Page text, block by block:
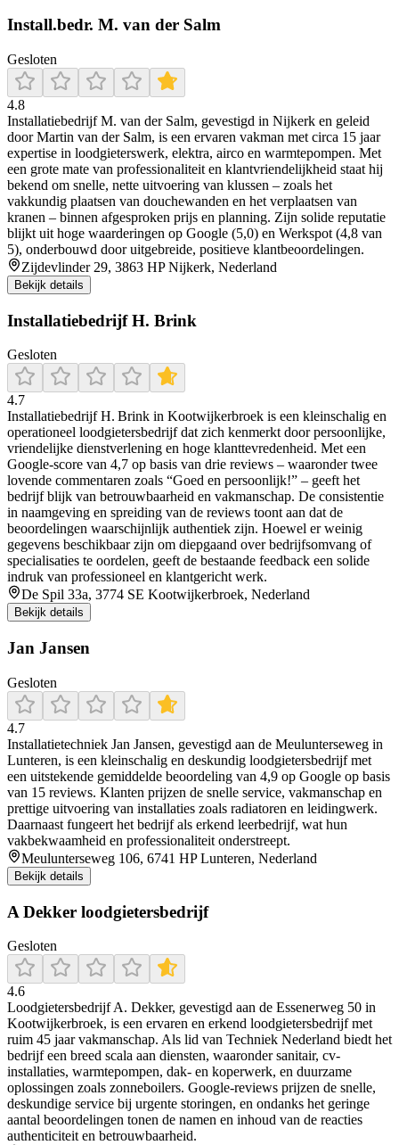
Install.bedr. M. van der Salm
Gesloten
4.8
Installatiebedrijf M. van der Salm, gevestigd in Nijkerk en geleid
door Martin van der Salm, is een ervaren vakman met circa 15 jaar
expertise in loodgieterswerk, elektra, airco en warmtepompen. Met
een grote mate van professionaliteit en klantvriendelijkheid staat hij
bekend om snelle, nette uitvoering van klussen – zoals het
vakkundig plaatsen van douchewanden en het verplaatsen van
kranen – binnen afgesproken prijs en planning. Zijn solide reputatie
blijkt uit hoge waarderingen op Google (5,0) en Werkspot (4,8 van
5), onderbouwd door uitgebreide, positieve klantbeoordelingen.
Zijdevlinder 29, 3863 HP Nijkerk, Nederland
Bekijk details
Installatiebedrijf H. Brink
Gesloten
4.7
Installatiebedrijf H. Brink in Kootwijkerbroek is een kleinschalig en
operationeel loodgietersbedrijf dat zich kenmerkt door persoonlijke,
vriendelijke dienstverlening en hoge klanttevredenheid. Met een
Google‑score van 4,7 op basis van drie reviews – waaronder twee
lovende commentaren zoals “Goed en persoonlijk!” – geeft het
bedrijf blijk van betrouwbaarheid en vakmanschap. De consistentie
in naamgeving en spreiding van de reviews toont aan dat de
beoordelingen waarschijnlijk authentiek zijn. Hoewel er weinig
gegevens beschikbaar zijn om diepgaand over bedrijfsomvang of
specialisaties te oordelen, geeft de bestaande feedback een solide
indruk van professioneel en klantgericht werk.
De Spil 33a, 3774 SE Kootwijkerbroek, Nederland
Bekijk details
Jan Jansen
Gesloten
4.7
Installatietechniek Jan Jansen, gevestigd aan de Meulunterseweg in
Lunteren, is een kleinschalig en deskundig loodgietersbedrijf met
een uitstekende gemiddelde beoordeling van 4,9 op Google op basis
van 15 reviews. Klanten prijzen de snelle service, vakmanschap en
prettige uitvoering van installaties zoals radiatoren en leidingwerk.
Daarnaast fungeert het bedrijf als erkend leerbedrijf, wat hun
vakbekwaamheid en professionaliteit onderstreept.
Meulunterseweg 106, 6741 HP Lunteren, Nederland
Bekijk details
A Dekker loodgietersbedrijf
Gesloten
4.6
Loodgietersbedrijf A. Dekker, gevestigd aan de Essenerweg 50 in
Kootwijkerbroek, is een ervaren en erkend loodgietersbedrijf met
ruim 45 jaar vakmanschap. Als lid van Techniek Nederland biedt het
bedrijf een breed scala aan diensten, waaronder sanitair, cv-
installaties, warmtepompen, dak- en koperwerk, en duurzame
oplossingen zoals zonneboilers. Google-reviews prijzen de snelle,
deskundige service bij urgente storingen, en ondanks het geringe
aantal beoordelingen tonen de namen en inhoud van de reacties
authenticiteit en betrouwbaarheid.